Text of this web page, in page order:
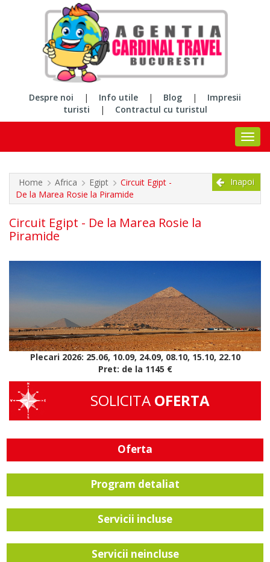
Despre noi | Info utile | Blog |
Impresii
turisti
| Contractul cu turistul
Home Africa Egipt
Circuit Egipt -
De la Marea Rosie la Piramide
Inapoi
Circuit Egipt - De la Marea Rosie la
Piramide
Plecari 2026: 25.06, 10.09, 24.09, 08.10, 15.10, 22.10
Pret: de la 1145 €
SOLICITA OFERTA
Oferta
Program detaliat
Servicii incluse
Servicii neincluse